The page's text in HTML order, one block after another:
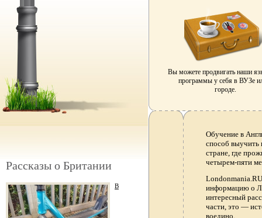
Рассказы о Британии
В
Вы можете продвигать наши
программы у себя в ВУЗе
городе.
Обучение в
способ выучить
стране, где
четырем-пяти
информацию о
интересный
части, это —
воедино.